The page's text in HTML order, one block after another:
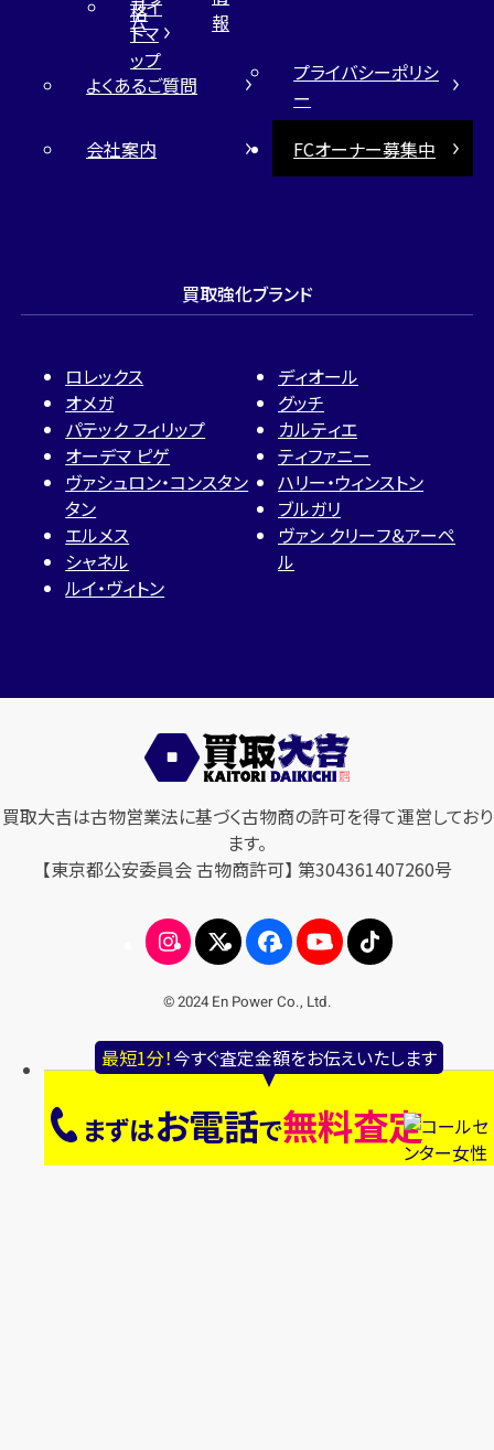
最短1分！今すぐ査定金額をお伝えいたします
まずはお電話で無料査定
格
ム
報
サイ
トマ
ップ
よくあるご質問
プライバシーポリシ
ー
会社案内
FCオーナー募集中
買取強化ブランド
ロレックス
オメガ
パテック フィリップ
オーデマ ピゲ
ヴァシュロン・コンスタン
タン
エルメス
シャネル
ルイ・ヴィトン
ディオール
グッチ
カルティエ
ティファニー
ハリー・ウィンストン
ブルガリ
ヴァン クリーフ＆アーペ
ル
買取大吉は古物営業法に基づく古物商の許可を得て運営しており
ます。
【東京都公安委員会 古物商許可】 第304361407260号
© 2024 En Power Co., Ltd.